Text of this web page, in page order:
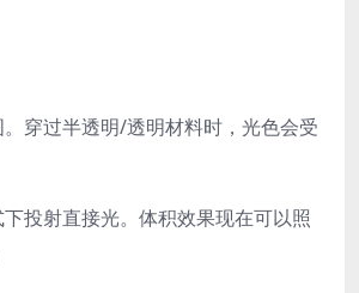
穿过半透明/透明材料时，光色会受
投射直接光。体积效果现在可以照